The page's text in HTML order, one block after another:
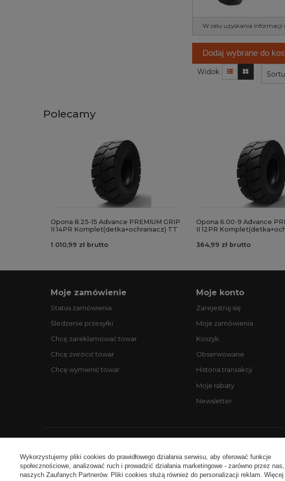
W celu uzyskania
Dodaj wybrane do
Widok
Polecamy
Opona 8.25-15 Advance PREMIUM GRIP
II 14PR Komplet(detka+ochraniacz) TT
1 010,99 zł brutto
Opona 6.00-9 Advance
II 12PR
364,99 zł brutto
Moje zamówienie
Status zamówienia
Śledzenie przesyłki
Chcę zareklamować towar
Chcę zwrócić towar
Chcę wymienić towar
Moje konto
Zarejestruj się
Moje zamówienia
Koszyk
Obserwowane
Historia transakcji
Moje rabaty
Newsletter
Wykorzystujemy pliki cookies do prawidłowego działania serwisu, aby oferować funkcje
społecznościowe, analizować ruch i prowadzić działania marketingowe - zarówno przez
naszych Zaufanych Partnerów. Pliki cookies służą również do personalizacji reklam.